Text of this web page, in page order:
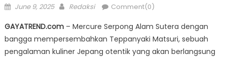
Posted
June 9, 2025 Author
Redaksi Comment(0)
GAYATREND.com– Mercure Serpong Alam Sutera dengan
bangga mempersembahkan Teppanyaki Matsuri, sebuah
pengalaman kuliner Jepang otentik yang akan berlangsung